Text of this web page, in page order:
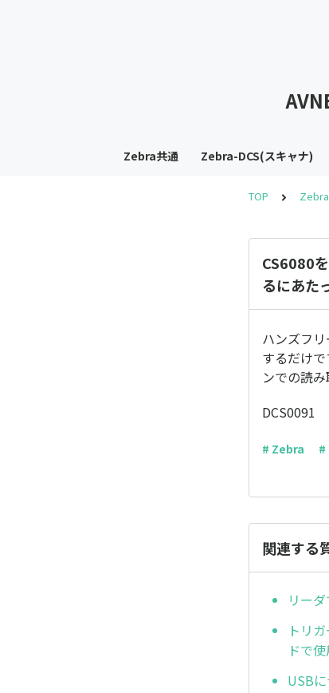
Zebra共通 Zebra-DCS(スキャナ)
TOP
CS6080
るにあた
ハンズフ
するだけ
ンでの読み
DCS0091
# Zebra #
関連する
リー
トリ
ドで使
USB